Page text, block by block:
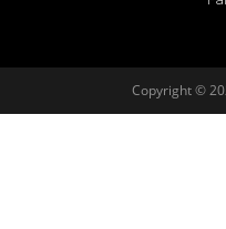
Copyright ©